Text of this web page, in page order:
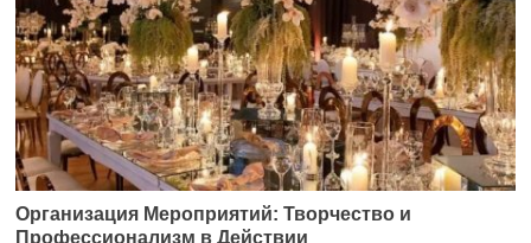
Организация Мероприятий: Творчество и
Профессионализм в Действии